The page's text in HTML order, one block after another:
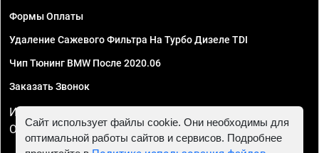
Формы Оплаты
Удаление Сажевого Фильтра На Турбо Дизеле TDI
Чип Тюнинг BMW После 2020.06
Заказать Звонок
ИП Смирнов Георгий Павлович. ИНН 781302555843,
ОГРНИП 324470400032610
Сайт использует файлы cookie. Они необходимы для
оптимальной работы сайтов и сервисов. Подробнее